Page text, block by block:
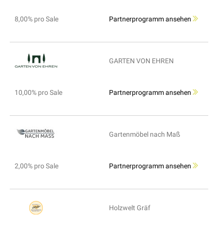
8,00% pro Sale Partnerprogramm ansehen
GARTEN VON EHREN
10,00% pro Sale Partnerprogramm ansehen
Gartenmöbel nach Maß
2,00% pro Sale Partnerprogramm ansehen
Holzwelt Gräf